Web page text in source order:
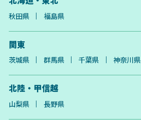
秋田県 福島県
関東
茨城県 群馬県 千葉県 神奈川県
北陸・甲信越
山梨県 長野県